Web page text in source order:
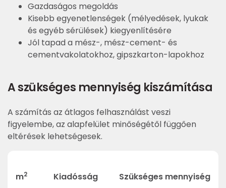
Gazdaságos megoldás
Kisebb egyenetlenségek (mélyedések, lyukak
és egyéb sérülések) kiegyenlítésére
Jól tapad a mész-, mész-cement- és
cementvakolatokhoz, gipszkarton-lapokhoz
A szükséges mennyiség kiszámítása
A számítás az átlagos felhasználást veszi
figyelembe, az alapfelület minőségétől függően
eltérések lehetségesek.
m2 Kiadósság Szükséges mennyiség